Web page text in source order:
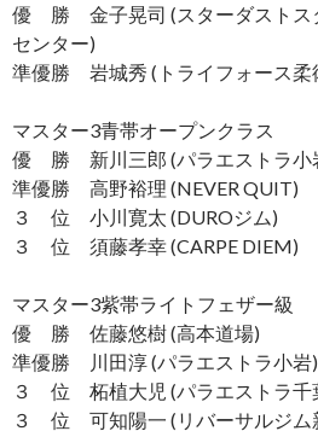
優 勝 金子晃司 (スターダストス
センター)
準優勝 岩城秀 (トライフォース柔
マスター3青帯オープンクラス
優 勝 新川三郎 (パラエストラ小
準優勝 高野裕理 (NEVER QUIT)
３ 位 小川寛太 (DUROジム)
３ 位 須藤孝幸 (CARPE DIEM)
マスター3紫帯ライトフェザー級
優 勝 佐藤悠樹 (高本道場)
準優勝 川田淳 (パラエストラ小岩)
３ 位 柘植大児 (パラエストラ千
３ 位 可知陽一 (リバーサルジム